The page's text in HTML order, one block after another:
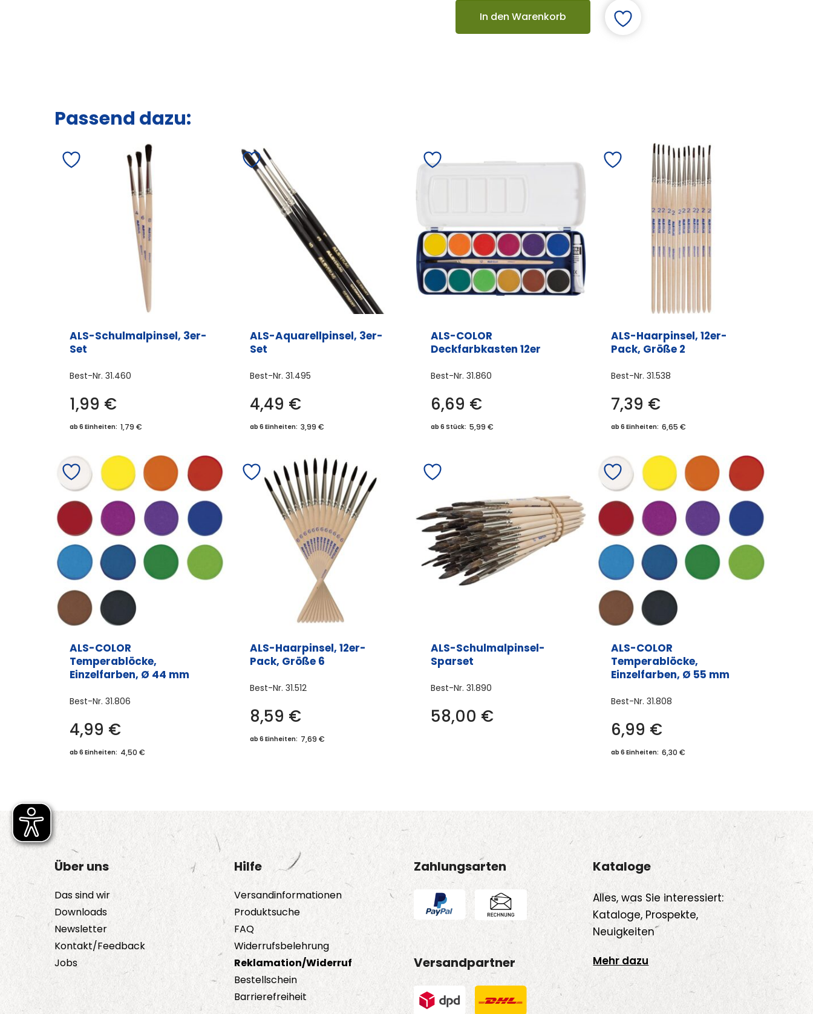
In den Warenkorb
Passend dazu:
ALS-Schulmalpinsel, 3er-
Set
Best-Nr. 31.460
1,99 €
ab 6 Einheiten: 1,79 €
ALS-Aquarellpinsel, 3er-
Set
Best-Nr.31.495
4,49 €
ab 6 Einheiten: 3,99 €
ALS-COLOR
Deckfarbkasten 12er
Best-Nr. 31.860
6,69 €
ab 6 Stück: 5,99 €
ALS-Haarpinsel, 12er-
Pack, Größe 2
Best-Nr. 31.538
7,39 €
ab 6 Einheiten: 6,65 €
ALS-COLOR
Temperablöcke,
Einzelfarben, Ø 44 mm
Best-Nr. 31.806
4,99 €
ab 6 Einheiten: 4,50 €
auf.
Die
können
Produktseite
gewählt
werden
ALS-Haarpinsel, 12er-
Pack, Größe 6
Best-Nr.31.512
8,59 €
ab 6 Einheiten: 7,69 €
ALS-Schulmalpinsel-
Sparset
Best-Nr. 31.890
58,00 €
ALS-COLOR
Temperablöcke,
Einzelfarben, Ø 55 mm
Best-Nr. 31.808
6,99 €
ab 6 Einheiten: 6,30 €
auf.
Optionen
können
auf
der
Produktseite
gewählt
Über uns
Das sind wir
Downloads
Newsletter
Kontakt/Feedback
Jobs
Hilfe
Versandinformationen
Produktsuche
FAQ
Widerrufsbelehrung
Reklamation/Widerruf
Bestellschein
Barrierefreiheit
Zahlungsarten
Versandpartner
Kataloge
Alles, was Sie interessiert:
Kataloge, Prospekte,
Neuigkeiten
Mehr dazu